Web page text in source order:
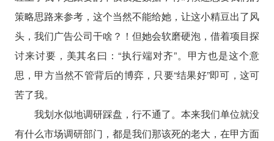
策略思路来参考，这个当然不能给她，让这小精豆出了风
头，我们广告公司干啥？！但她会软磨硬泡，借着项目探
讨来讨要，美其名曰：“执行端对齐”。甲方也是这个意
思，甲方当然不管背后的博弈，只要“结果好”即可，这可
苦了我。
我划水似地调研踩盘，行不通了。本来我们单位就没
有什么市场调研部门，都是我们那该死的老大，在甲方面